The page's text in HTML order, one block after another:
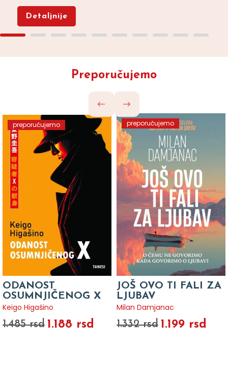
Detaljnije
Preporučujemo
preporučujemo
ODANOST
OSUMNJIČENOG X
Keigo Higašino
1.485 rsd 1.188 rsd
preporučujemo
JOŠ OVO TI FALI ZA
LJUBAV
Milan Damjanac
1.332 rsd 1.199 rsd